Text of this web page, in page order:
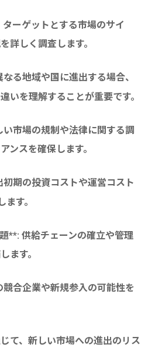
ーゲットとする市場のサイ
詳しく調査します。
る地域や国に進出する場合、
いを理解することが重要です。
市場の規制や法律に関する調
ンスを確保します。
期の投資コストや運営コスト
す。
**: 供給チェーンの確立や管理
ます。
合企業や新規参入の可能性を
て、新しい市場への進出のリス